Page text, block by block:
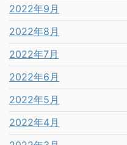
2022年9月
2022年8月
2022年7月
2022年6月
2022年5月
2022年4月